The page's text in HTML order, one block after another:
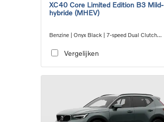
XC40 Core Limited Edition B3 Mild-
hybride (MHEV)
Benzine | Onyx Black | 7-speed Dual Clutch
Vergelijken